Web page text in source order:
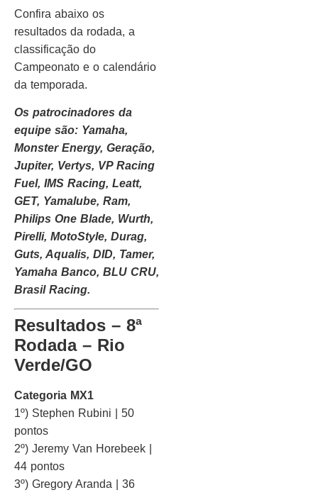
Confira abaixo os
resultados da rodada, a
classificação do
Campeonato e o calendário
da temporada.
Os patrocinadores da
equipe são: Yamaha,
Monster Energy, Geração,
Jupiter, Vertys, VP Racing
Fuel, IMS Racing, Leatt,
GET, Yamalube, Ram,
Philips One Blade, Wurth,
Pirelli, MotoStyle, Durag,
Guts, Aqualis, DID, Tamer,
Yamaha Banco, BLU CRU,
Brasil Racing.
Resultados – 8ª
Rodada – Rio
Verde/GO
Categoria MX1
1º) Stephen Rubini | 50
pontos
2º) Jeremy Van Horebeek |
44 pontos
3º) Gregory Aranda | 36